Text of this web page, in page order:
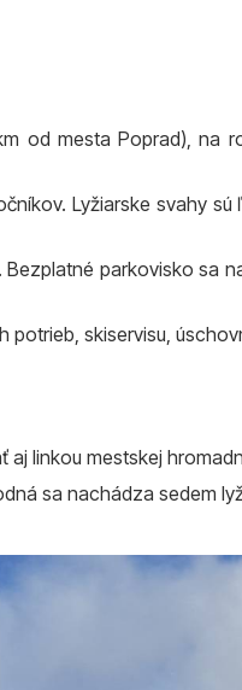
od mesta Poprad), na
Lyžiarske svahy sú
parkovisko sa
potrieb, skiservisu,
linkou mestskej
sa nachádza sedem